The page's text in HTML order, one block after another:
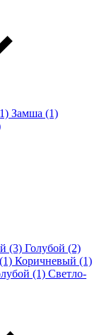
Замша (1)
(3) Голубой (2)
Коричневый (1)
(1) Светло-